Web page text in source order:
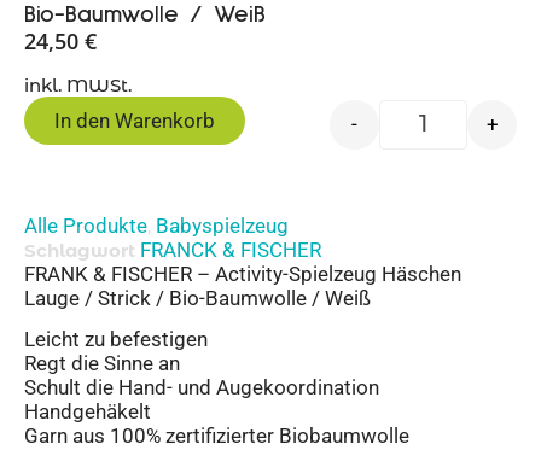
Bio-Baumwolle / Weiß
24,50 €
inkl. MWSt.
- +
In den Warenkorb
Alle Produkte, Babyspielzeug
Schlagwort FRANCK & FISCHER
FRANK & FISCHER – Activity-Spielzeug Häschen
Lauge / Strick / Bio-Baumwolle / Weiß
Leicht zu befestigen
Regt die Sinne an
Schult die Hand- und Augekoordination
Handgehäkelt
Garn aus 100% zertifizierter Biobaumwolle